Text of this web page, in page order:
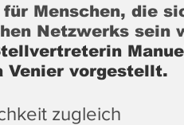
Menschen, die
Netzwerks sein
Venier vorgestellt.
zugleich